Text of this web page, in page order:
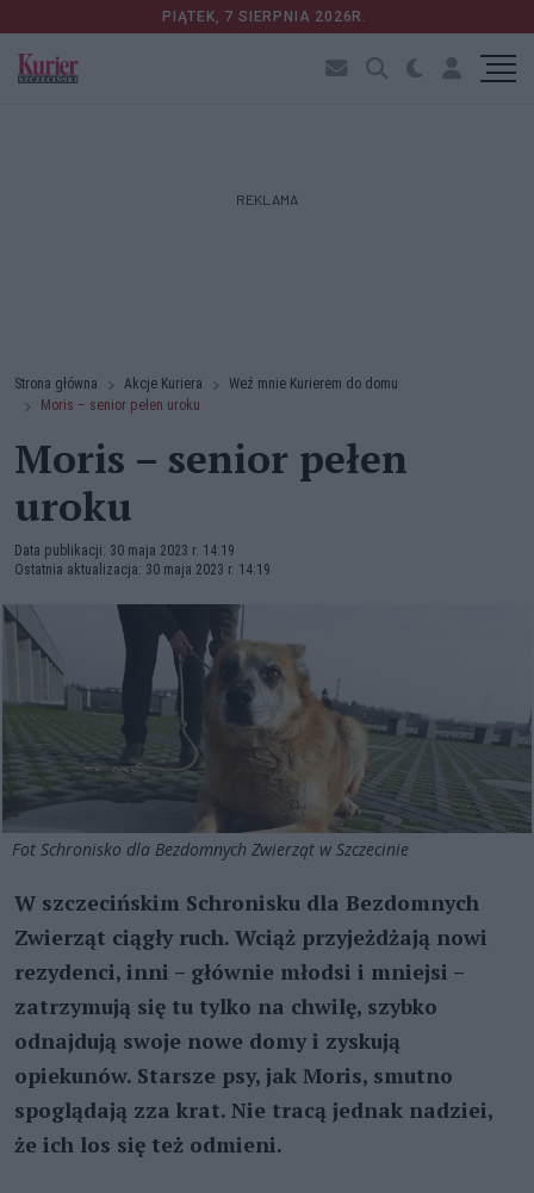
PIĄTEK, 7 SIERPNIA 2026R.
REKLAMA
Strona główna Akcje Kuriera
Weź mnie Kurierem do domu
Moris – senior pełen uroku
Moris – senior pełen
uroku
Data publikacji: 30 maja 2023 r. 14:19
Ostatnia aktualizacja: 30 maja 2023 r. 14:19
Fot Schronisko dla Bezdomnych Zwierząt w Szczecinie
W szczecińskim Schronisku dla Bezdomnych
Zwierząt ciągły ruch. Wciąż przyjeżdżają nowi
rezydenci, inni – głównie młodsi i mniejsi –
zatrzymują się tu tylko na chwilę, szybko
odnajdują swoje nowe domy i zyskują
opiekunów. Starsze psy, jak Moris, smutno
spoglądają zza krat. Nie tracą jednak nadziei,
że ich los się też odmieni.